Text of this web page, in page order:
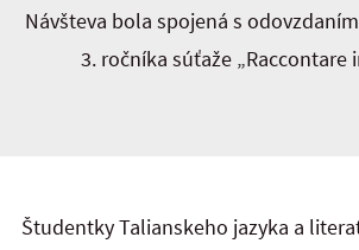
Návšteva bola spojená s
3. ročníka súťaže „Raccontare
Študentky Talianskeho jazyka a